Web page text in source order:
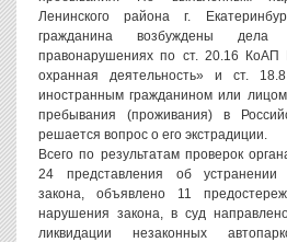
Ленинского района г.
гражданина возбуждены дела
правонарушениях по ст. 20.16 КоАП
охранная деятельность» и ст.
иностранным гражданином или
пребывания (проживания) в
решается вопрос о его экстрадиции.
Всего по результатам проверок
24 представления об
закона, объявлено 11
нарушения закона, в суд
ликвидации незаконных